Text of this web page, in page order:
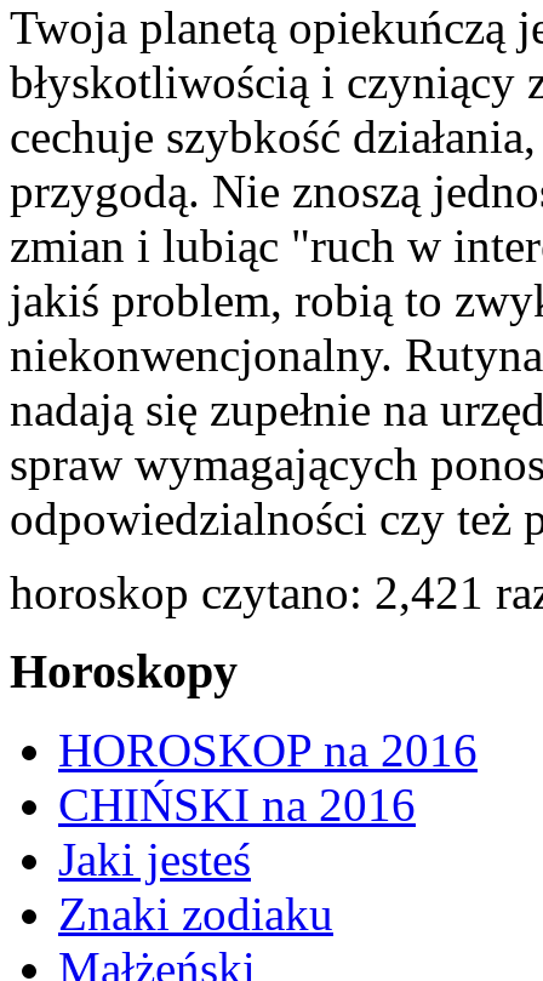
Twoja planetą opiekuńczą
błyskotliwością i czyniący
cechuje szybkość
przygodą. Nie znoszą
zmian i lubiąc "ruch w
jakiś problem, robią to
niekonwencjonalny.
nadają się zupełnie na
spraw wymagających
odpowiedzialności czy też
horoskop czytano: 2,421
Horoskopy
HOROSKOP na 2016
CHIŃSKI na 2016
Jaki jesteś
Znaki zodiaku
Małżeński